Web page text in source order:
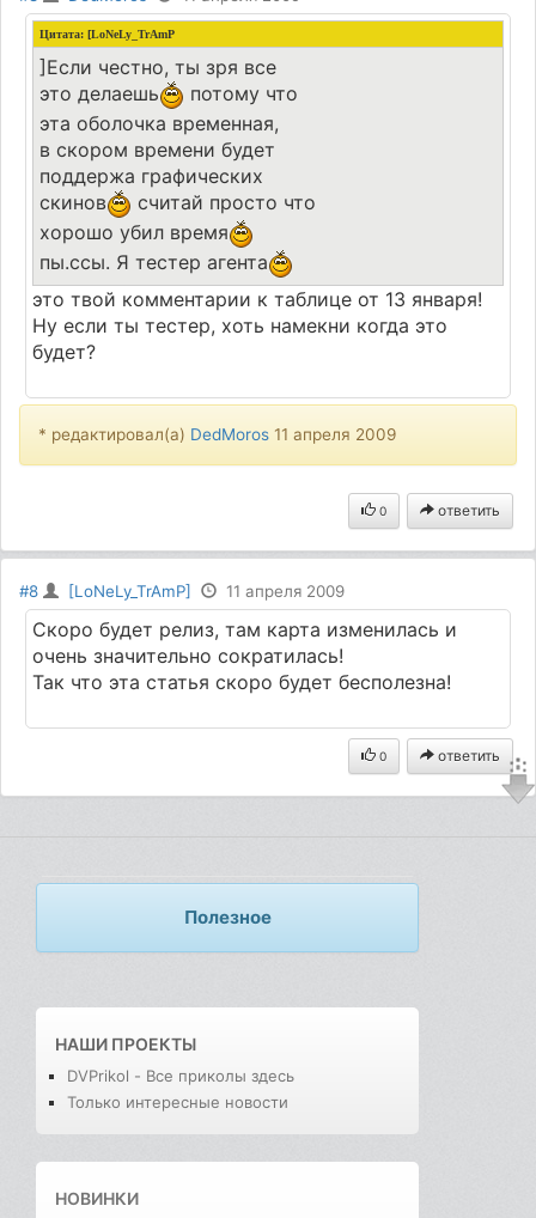
Цитата: [LoNeLy_TrAmP
]Если честно, ты зря все
это делаешь
потому что
эта оболочка временная,
в скором времени будет
поддержа графических
скинов
считай просто что
хорошо убил время
пы.ссы. Я тестер агента
это твой комментарии к таблице от 13 января!
Ну если ты тестер, хоть намекни когда это
будет?
* редактировал(а) DedMoros 11 апреля 2009
0 ответить
#8 [LoNeLy_TrAmP] 11 апреля 2009
Скоро будет релиз, там карта изменилась и
очень значительно сократилась!
Так что эта статья скоро будет бесполезна!
0 ответить
Полезное
НАШИ ПРОЕКТЫ
DVPrikol - Все приколы здесь
Только интересные новости
НОВИНКИ